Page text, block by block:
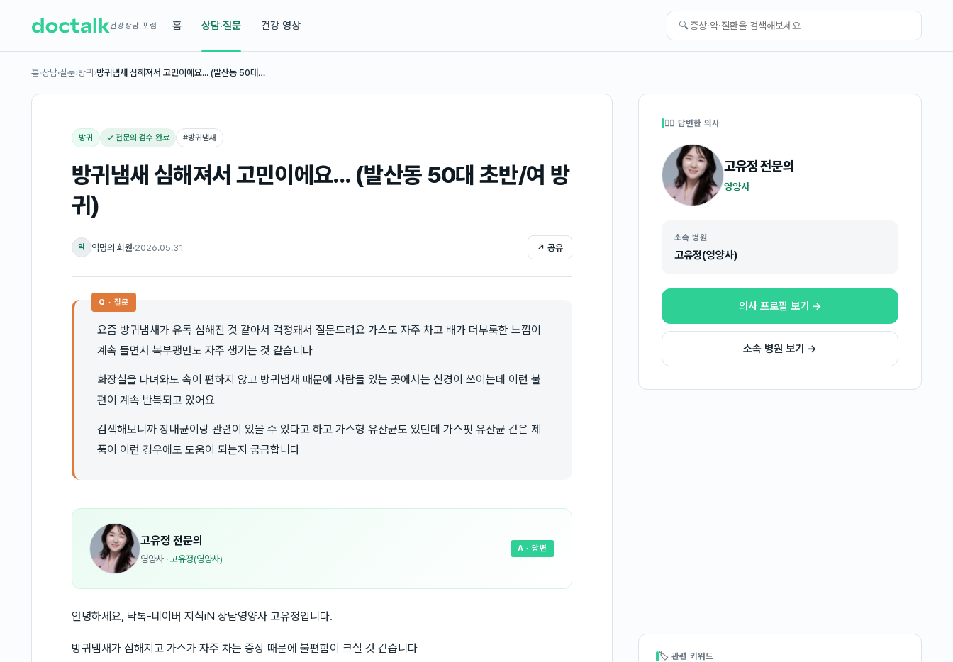
건강상담 포럼 홈 상담·질문 건강 영상 🔍
홈›상담·질문›방귀 ›방귀냄새 심해져서 고민이에요... (발산동 50대…
방귀 ✓ 전문의 검수 완료 #방귀냄새
방귀냄새 심해져서 고민이에요... (발산동 50대 초반/여 방
귀)
익 익명의 회원·2026.05.31 ↗ 공유
Q · 질문
요즘 방귀냄새가 유독 심해진 것 같아서 걱정돼서 질문드려요 가스도 자주 차고 배가 더부룩한 느낌이
계속 들면서 복부팽만도 자주 생기는 것 같습니다
화장실을 다녀와도 속이 편하지 않고 방귀냄새 때문에 사람들 있는 곳에서는 신경이 쓰이는데 이런 불
편이 계속 반복되고 있어요
검색해보니까 장내균이랑 관련이 있을 수 있다고 하고 가스형 유산균도 있던데 가스핏 유산균 같은 제
품이 이런 경우에도 도움이 되는지 궁금합니다
고유정 전문의
영양사 · 고유정(영양사)
A · 답변
안녕하세요, 닥톡-네이버 지식iN 상담영양사 고유정입니다.
방귀냄새가 심해지고 가스가 자주 차는 증상 때문에 불편함이 크실 것 같습니다
👩‍⚕️ 답변한 의사
고유정전문의
영양사
소속 병원
고유정(영양사)
의사 프로필 보기 →
소속 병원 보기 →
🏷 관련 키워드